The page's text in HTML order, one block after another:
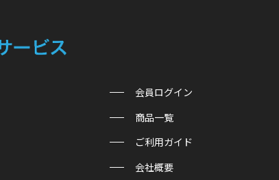
会員ログイン
商品一覧
ご利用ガイド
会社概要